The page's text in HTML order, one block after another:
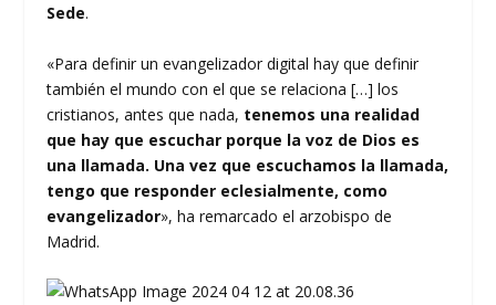
Sede.
«Para definir un evangelizador digital hay que definir
también el mundo con el que se relaciona […] los
cristianos, antes que nada, tenemos una realidad
que hay que escuchar porque la voz de Dios es
una llamada. Una vez que escuchamos la llamada,
tengo que responder eclesialmente, como
evangelizador», ha remarcado el arzobispo de
Madrid.